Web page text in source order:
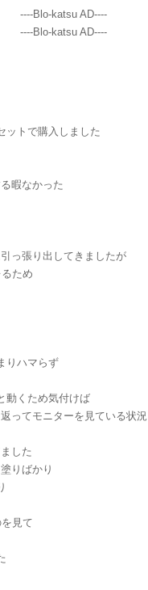
----Blo-katsu AD----
----Blo-katsu AD----
ットで購入しました
暇なかった
っ張り出してきましたが
ため
りハマらず
動くため気付けば
ってモニターを見ている状況
した
りばかり
見て